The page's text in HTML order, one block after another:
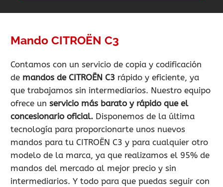
Mando CITROËN C3
Contamos con un servicio de copia y codificación
de mandos de CITROËN C3 rápido y eficiente, ya
que trabajamos sin intermediarios. Nuestro equipo
ofrece un servicio más barato y rápido que el
concesionario oficial. Disponemos de la última
tecnología para proporcionarte unos nuevos
mandos para tu CITROËN C3 y para cualquier otro
modelo de la marca, ya que realizamos el 95% de
mandos del mercado al mejor precio y sin
intermediarios. Y todo para que puedas seguir con